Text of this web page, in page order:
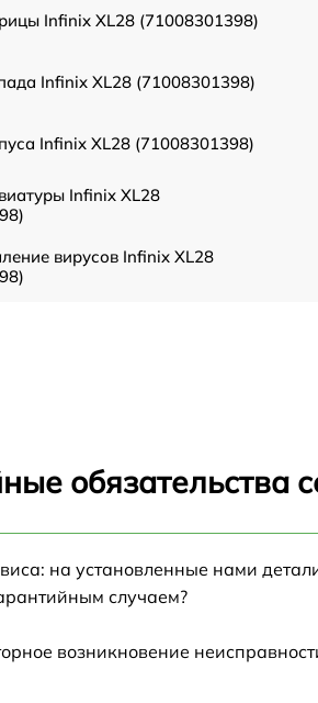
Infinix XL28 (71008301398)
Infinix XL28 (71008301398)
Infinix XL28 (71008301398)
Infinix XL28
вирусов Infinix XL28
охлаждения Infinix XL28
памяти Infinix XL28
обязательства
на установленные нами
случаем?
возникновение